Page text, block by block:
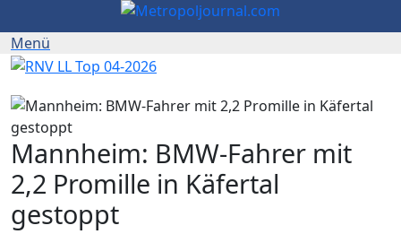
Mannheim: BMW-Fahrer mit
2,2 Promille in Käfertal
gestoppt